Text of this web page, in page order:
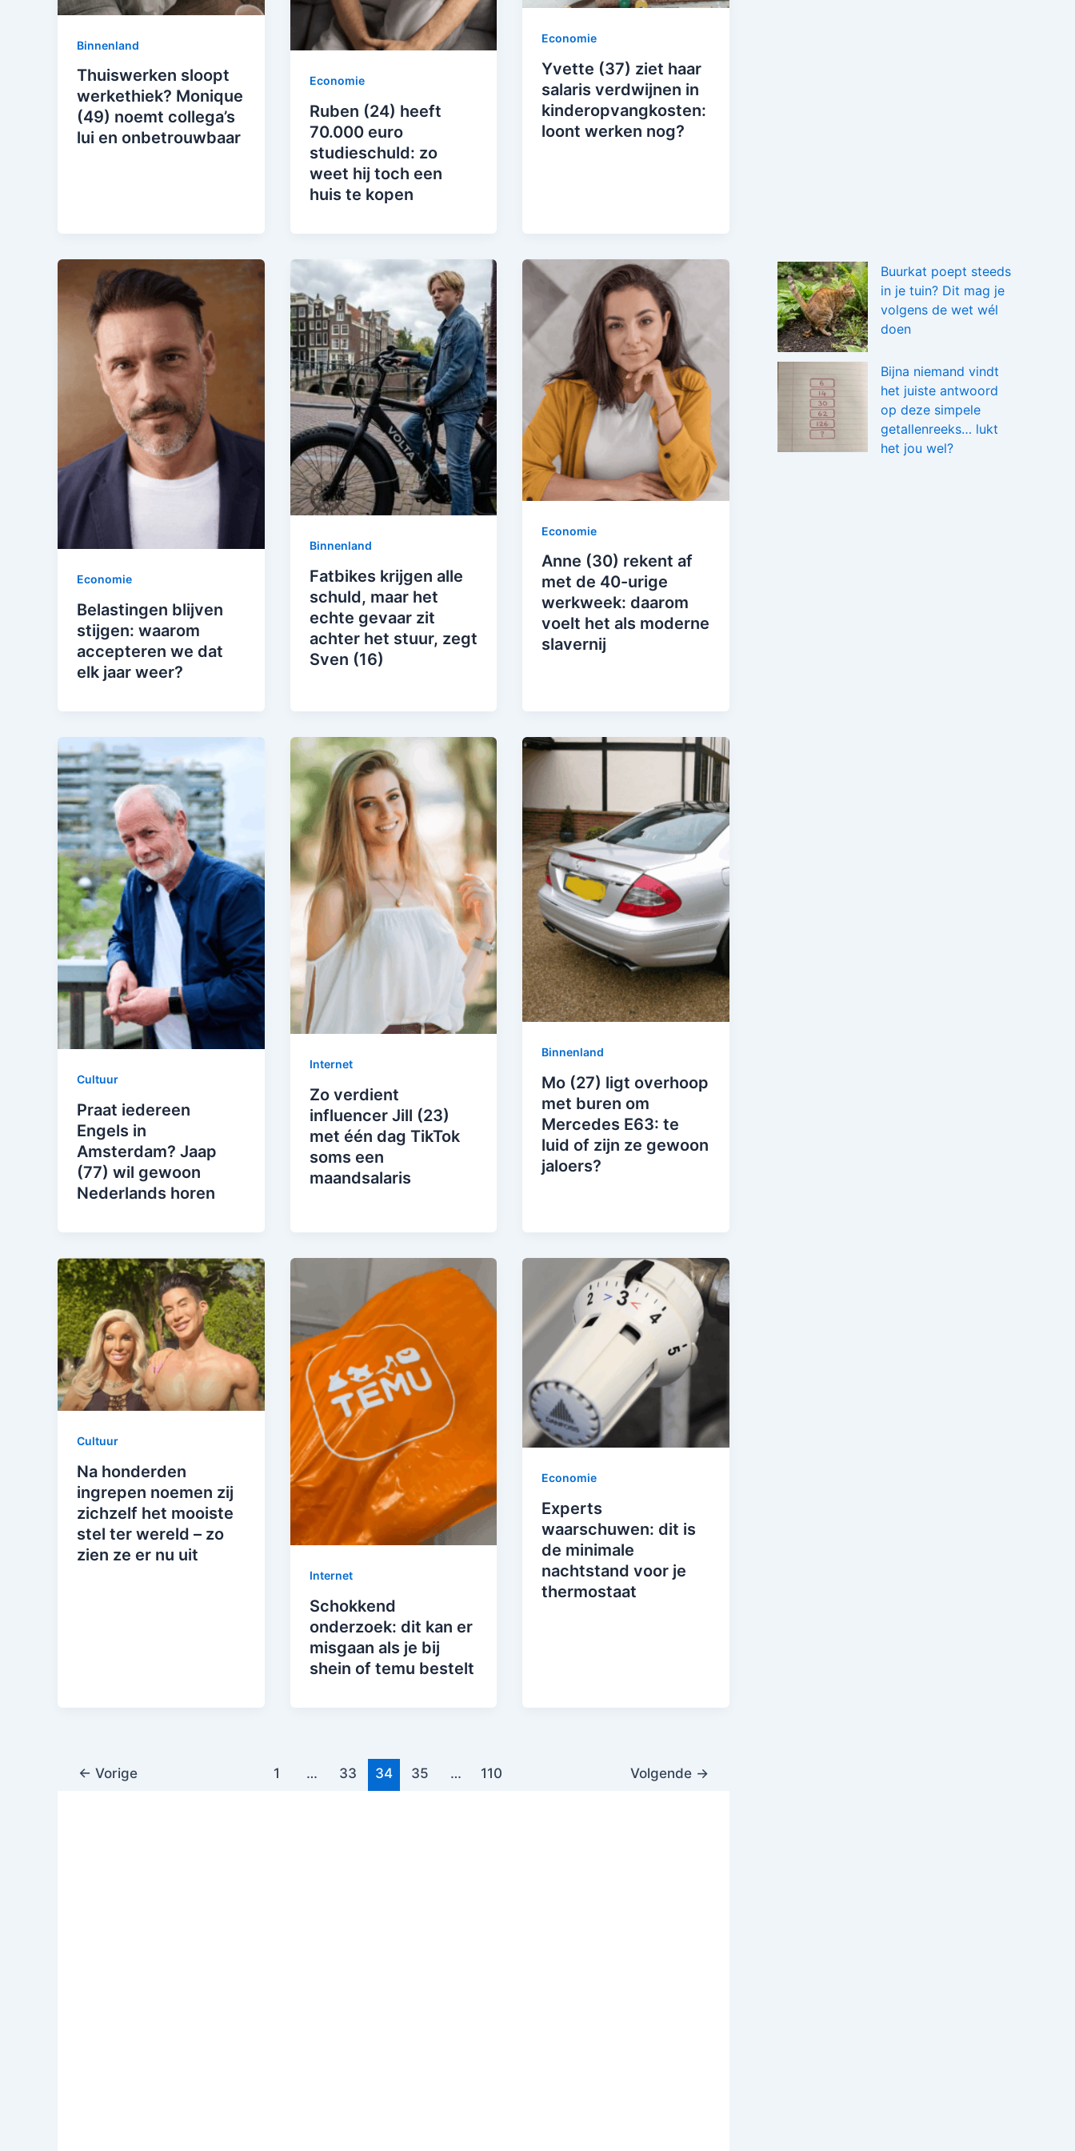
Binnenland
Thuiswerken sloopt
werkethiek? Monique
(49) noemt collega’s
lui en onbetrouwbaar
Economie
Ruben (24) heeft
70.000 euro
studieschuld: zo
weet hij toch een
huis te kopen
Economie
Yvette (37) ziet haar
salaris verdwijnen in
kinderopvangkosten:
loont werken nog?
Economie
Belastingen blijven
stijgen: waarom
accepteren we dat
elk jaar weer?
Binnenland
Fatbikes krijgen alle
schuld, maar het
echte gevaar zit
achter het stuur, zegt
Sven (16)
Economie
Anne (30) rekent af
met de 40-urige
werkweek: daarom
voelt het als moderne
slavernij
Cultuur
Praat iedereen
Engels in
Amsterdam? Jaap
(77) wil gewoon
Nederlands horen
Internet
Zo verdient
influencer Jill (23)
met één dag TikTok
soms een
maandsalaris
Binnenland
Mo (27) ligt overhoop
met buren om
Mercedes E63: te
luid of zijn ze gewoon
jaloers?
Cultuur
Na honderden
ingrepen noemen zij
zichzelf het mooiste
stel ter wereld – zo
zien ze er nu uit
Internet
Schokkend
onderzoek: dit kan er
misgaan als je bij
shein of temu bestelt
Economie
Experts
waarschuwen: dit is
de minimale
nachtstand voor je
thermostaat
← Vorige 1 … 33 34 35 … 110 Volgende →
Buurkat poept steeds
in je tuin? Dit mag je
volgens de wet wél
doen
Bijna niemand vindt
het juiste antwoord
op deze simpele
getallenreeks… lukt
het jou wel?